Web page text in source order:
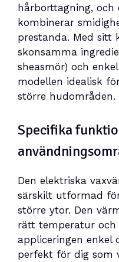
hårborttagning, och
kombinerar
prestanda. Med sitt
skonsamma
sheasmör) och
modellen idealisk
större hudområden.
Specifika
Den elektriska
särskilt utformad
större ytor. Den
rätt temperatur
appliceringen enkel
perfekt för dig som